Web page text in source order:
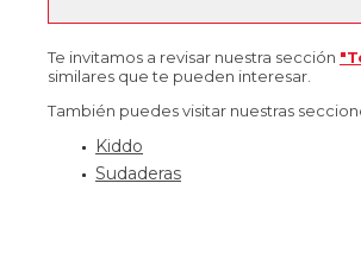
Te invitamos a revisar nuestra sección
similares que te pueden interesar.
También puedes visitar nuestras
Kiddo
Sudaderas